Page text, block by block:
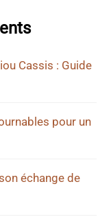
Cassis : Guide
pour un
échange de